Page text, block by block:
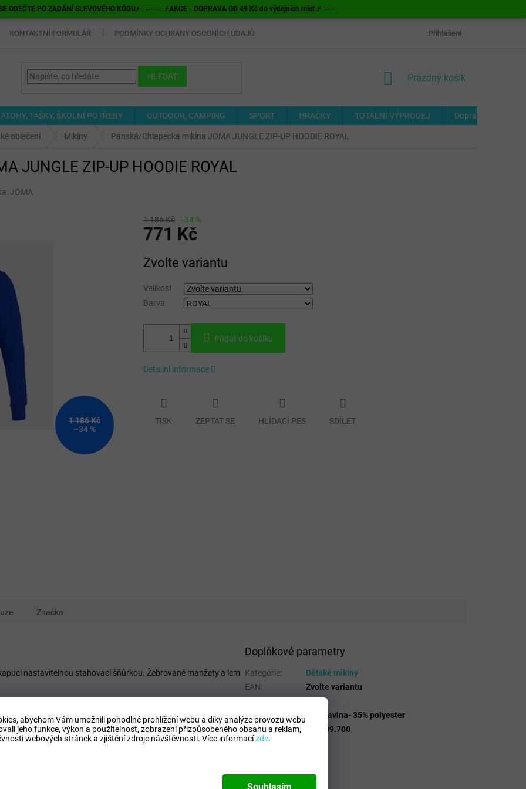
abychom Vám umožnili pohodlné prohlížení webu a díky analýze provozu webu
jeho funkce, výkon a použitelnost, zobrazení přizpůsobeného obsahu a reklam,
webových stránek a zjištění zdroje návštěvnosti. Více informacízde.
Souhlasím
ODEČTE PO ZADÁNÍ SLEVOVÉHO KÓDU⚡ ------- ⚡AKCE - DOPRAVA OD 49 Kč do výdejních míst ⚡-----
KONTAKTNÍ FORMULÁŘ PODMÍNKY OCHRANY OSOBNÍCH ÚDAJŮ ODSTOUPENÍ OD SMLOUVY
Přihlášení
HLEDAT
NÁKUPNÍ
Prázdný košík
TAŠKY, ŠKOLNÍ POTŘEBY OUTDOOR, CAMPING SPORT HRAČKY TOTÁLNÍ VÝPRODEJ Doprava a platba
oblečení Mikiny Pánská/Chlapecká mikina JOMA JUNGLE ZIP-UP HOODIE ROYAL
JUNGLE ZIP-UP HOODIE ROYAL
JOMA
1 186 Kč
–34 %
1 186 Kč –34 %
771 Kč
cena:
Zvolte variantu
Velikost
Barva
Přidat do košíku
Detailní informace
TISK ZEPTAT SE HLÍDACÍ PES SDÍLET
Značka
nastavitelnou stahovací šňůrkou. Žebrované manžety a lem
Doplňkové parametry
Kategorie:
Dětské mikiny
EAN:
Zvolte variantu
65% bavlna- 35% polyester
Modelo: 102109.700